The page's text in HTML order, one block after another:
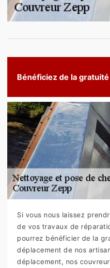
Bénéficiez de la
Si vous nous laissez
de vos travaux de
pourrez bénéficier de la
déplacement de nos
déplacement, nos